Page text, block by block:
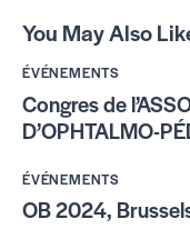
You May Also
ÉVÉNEMENTS
Congres de
D’OPHTALMO-
ÉVÉNEMENTS
OB 2024,